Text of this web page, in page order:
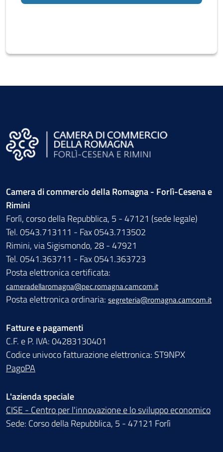
Camera di commercio della Romagna - Forlì-Cesena e
Rimini
Forlì, corso della Repubblica, 5 - 47121 (sede legale)
Tel. 0543.713111 - Fax 0543.713502
Rimini, via Sigismondo, 28 - 47921
Tel. 0541.363711 - Fax 0541.363723
Posta elettronica certificata:
cameradellaromagna@pec.romagna.camcom.it
Posta elettronica ordinaria: segreteria@romagna.camcom.it
Fatture e pagamenti
C.F. e P. IVA: 04283130401
Codice univoco fatturazione elettronica: ST9NPX
PagoPA
L'azienda speciale
CISE - Centro per l'innovazione e lo sviluppo economico
Sede: Corso della Repubblica, 5 - 47121 Forlì